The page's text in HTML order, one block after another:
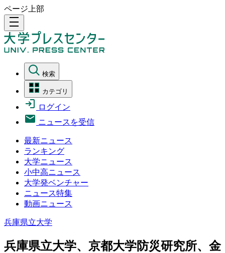
ページ上部
density_medium
検索
カテゴリ
ログイン
ニュースを受信
最新ニュース
ランキング
大学ニュース
小中高ニュース
大学発ベンチャー
ニュース特集
動画ニュース
兵庫県立大学
兵庫県立大学、京都大学防災研究所、金